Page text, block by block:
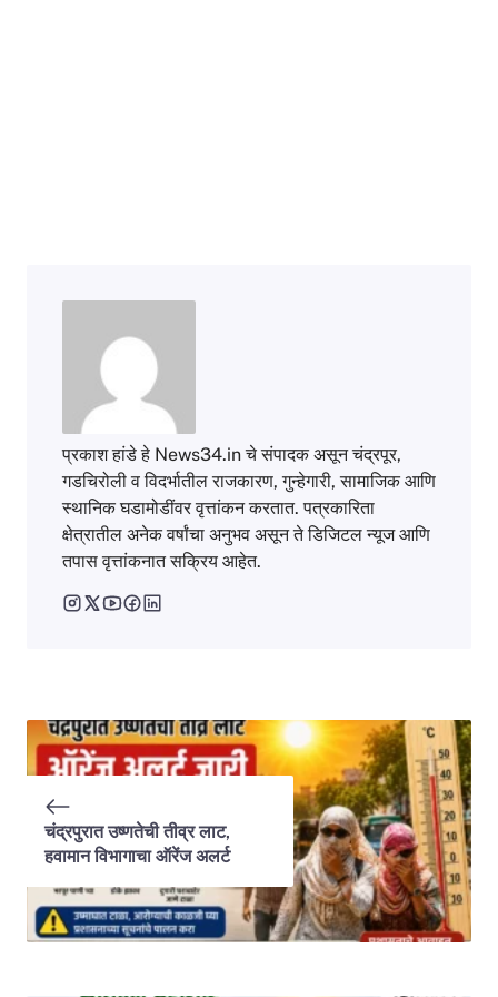
प्रकाश हांडे हे News34.in चे संपादक असून चंद्रपूर,
गडचिरोली व विदर्भातील राजकारण, गुन्हेगारी, सामाजिक आणि
स्थानिक घडामोडींवर वृत्तांकन करतात. पत्रकारिता
क्षेत्रातील अनेक वर्षांचा अनुभव असून ते डिजिटल न्यूज आणि
तपास वृत्तांकनात सक्रिय आहेत.
चंद्रपुरात उष्णतेची तीव्र लाट,
हवामान विभागाचा ऑरेंज अलर्ट